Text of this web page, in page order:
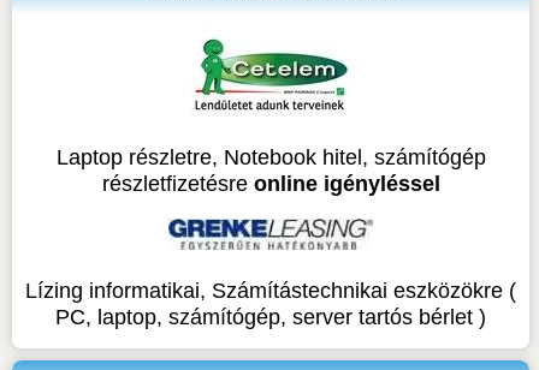
Laptop részletre, Notebook hitel, számítógép
részletfizetésre online igényléssel
Lízing informatikai, Számítástechnikai eszközökre (
PC, laptop, számítógép, server tartós bérlet )